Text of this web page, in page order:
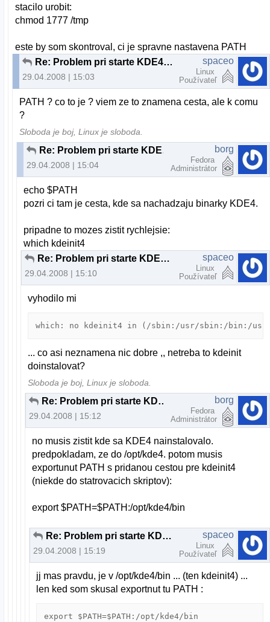
stacilo urobit:
chmod 1777 /tmp
este by som skontroval, ci je spravne nastavena PATH
Re: Problem pri starte KDE4 na PCLinuxOS
29.04.2008 | 15:03
spaceo
Linux
Používateľ
PATH ? co to je ? viem ze to znamena cesta, ale k comu
?
Sloboda je boj, Linux je sloboda.
Re: Problem pri starte KDE4 na PCLinuxOS
29.04.2008 | 15:04
borg
Fedora
Administrátor
echo $PATH
pozri ci tam je cesta, kde sa nachadzaju binarky KDE4.
pripadne to mozes zistit rychlejsie:
which kdeinit4
Re: Problem pri starte KDE4 na PCLinuxOS
29.04.2008 | 15:10
spaceo
Linux
Používateľ
vyhodilo mi
... co asi neznamena nic dobre ,, netreba to kdeinit
doinstalovat?
Sloboda je boj, Linux je sloboda.
Re: Problem pri starte KDE4 na PCLinuxOS
29.04.2008 | 15:12
borg
Fedora
Administrátor
no musis zistit kde sa KDE4 nainstalovalo.
predpokladam, ze do /opt/kde4. potom musis
exportunut PATH s pridanou cestou pre kdeinit4
(niekde do statrovacich skriptov):
export $PATH=$PATH:/opt/kde4/bin
Re: Problem pri starte KDE4 na PCLinuxOS
29.04.2008 | 15:19
spaceo
Linux
Používateľ
jj mas pravdu, je v /opt/kde4/bin ... (ten kdeinit4) ...
len ked som skusal exportnut tu PATH :
export $PATH=$PATH:/opt/kde4/bin